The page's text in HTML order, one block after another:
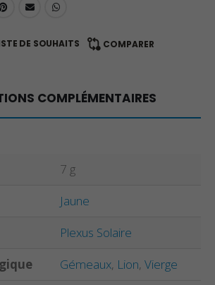
DE SOUHAITS COMPARER
COMPLÉMENTAIRES
7 g
Jaune
Plexus Solaire
Gémeaux, Lion, Vierge